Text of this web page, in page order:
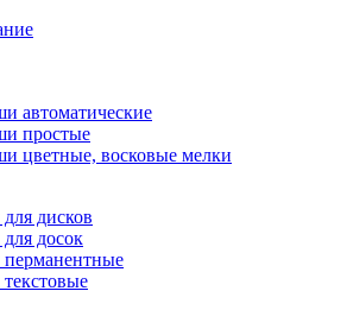
автоматические
простые
цветные, восковые мелки
дисков
досок